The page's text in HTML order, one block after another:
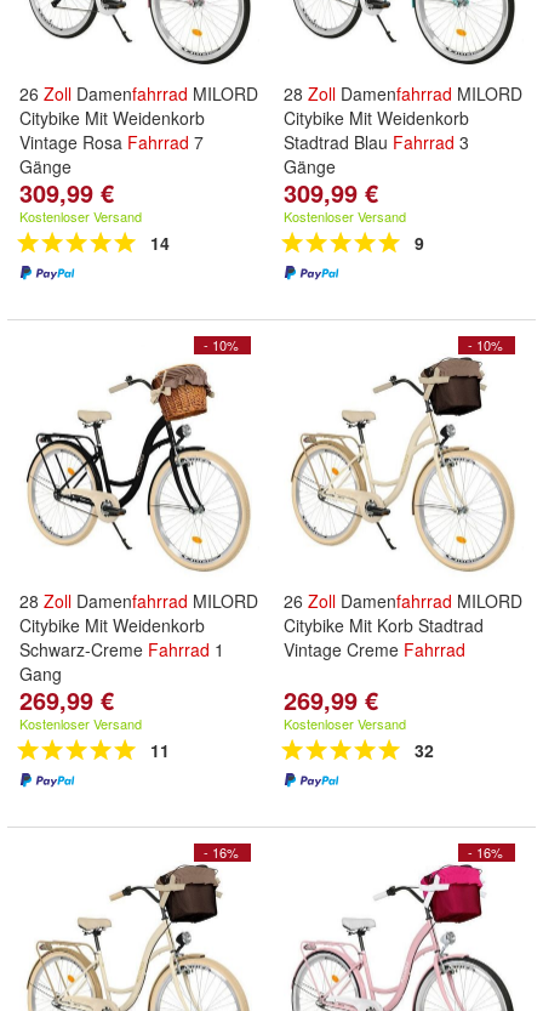
26 Zoll Damenfahrrad MILORD
Citybike Mit Weidenkorb
Vintage Rosa Fahrrad 7
Gänge
309,99 €
Kostenloser Versand
14
28 Zoll Damenfahrrad MILORD
Citybike Mit Weidenkorb
Stadtrad Blau Fahrrad 3
Gänge
309,99 €
Kostenloser Versand
9
- 10%
28 Zoll Damenfahrrad MILORD
Citybike Mit Weidenkorb
Schwarz-Creme Fahrrad 1
Gang
269,99 €
Kostenloser Versand
11
- 10%
26 Zoll Damenfahrrad MILORD
Citybike Mit Korb Stadtrad
Vintage Creme Fahrrad
269,99 €
Kostenloser Versand
32
- 16% - 16%